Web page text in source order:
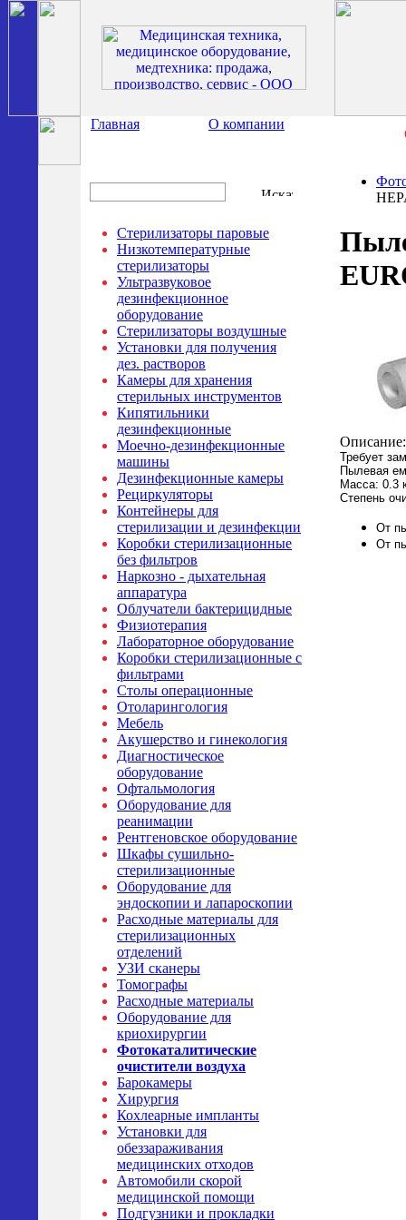
Главная О компании
Стерилизаторы паровые
Низкотемпературные
стерилизаторы
Ультразвуковое
дезинфекционное
оборудование
Стерилизаторы воздушные
Установки для получения
дез. растворов
Камеры для хранения
стерильных инструментов
Кипятильники
дезинфекционные
Моечно-дезинфекционные
машины
Дезинфекционные камеры
Рециркуляторы
Контейнеры для
стерилизации и дезинфекции
Коробки стерилизационные
без фильтров
Наркозно - дыхательная
аппаратура
Облучатели бактерицидные
Физиотерапия
Лабораторное оборудование
Коробки стерилизационные с
фильтрами
Столы операционные
Отоларингология
Мебель
Акушерство и гинекология
Диагностическое
оборудование
Офтальмология
Оборудование для
реанимации
Рентгеновское оборудование
Шкафы сушильно-
стерилизационные
Оборудование для
эндоскопии и лапароскопии
Расходные материалы для
стерилизационных
отделений
УЗИ сканеры
Томографы
Расходные материалы
Оборудование для
криохирургии
Фотокаталитические
очистители воздуха
Барокамеры
Хирургия
Кохлеарные импланты
Установки для
обеззараживания
медицинских отходов
Автомобили скорой
медицинской помощи
Подгузники и прокладки
Описание:
Требует
Пылевая
Масса: 0.3
Степень
От
От